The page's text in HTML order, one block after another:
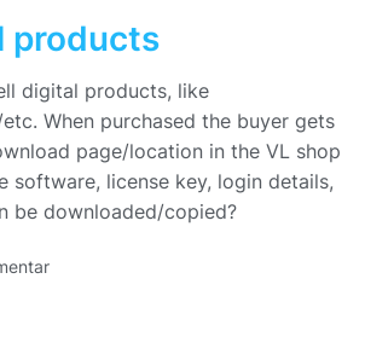
products
digital products, like
When purchased the buyer gets
page/location in the VL shop
software, license key, login details,
be downloaded/copied?